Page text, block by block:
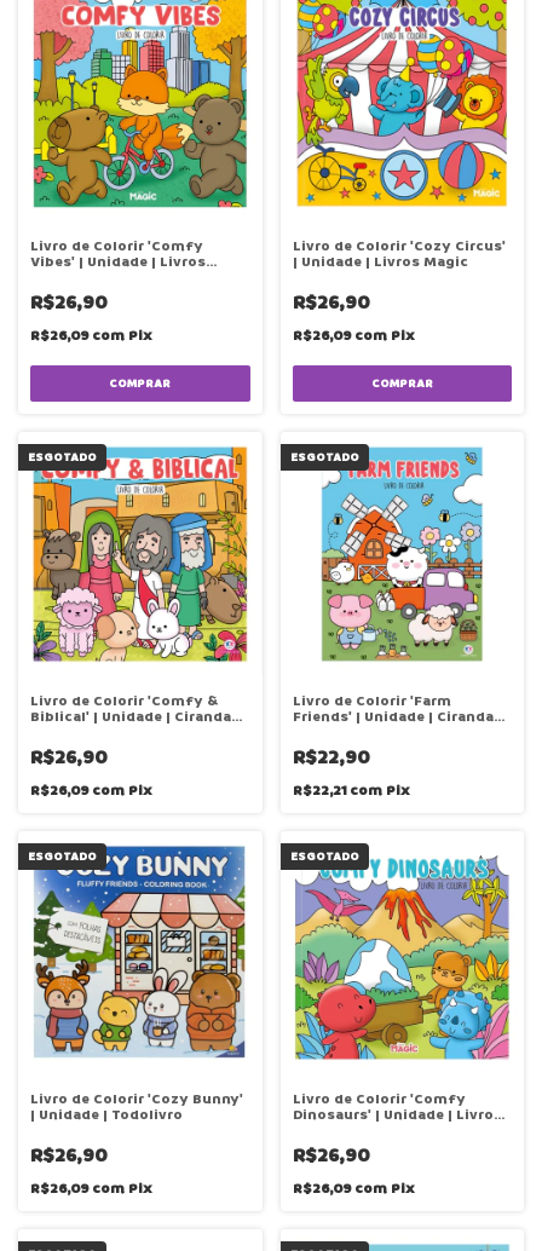
Livro de Colorir 'Comfy
Vibes' | Unidade | Livros
R$26,90
R$26,09com Pix
Livro de Colorir 'Cozy Circus'
| Unidade | Livros Magic
R$26,90
R$26,09com Pix
ESGOTADO
Livro de Colorir 'Comfy &
Biblical' | Unidade | Ciranda
R$26,90
R$26,09com Pix
ESGOTADO
Livro de Colorir 'Farm
Friends' | Unidade | Ciranda
R$22,90
R$22,21com Pix
ESGOTADO
Livro de Colorir 'Cozy Bunny'
| Unidade | Todolivro
R$26,90
R$26,09com Pix
ESGOTADO
Livro de Colorir 'Comfy
Dinosaurs' | Unidade | Livros
R$26,90
R$26,09com Pix